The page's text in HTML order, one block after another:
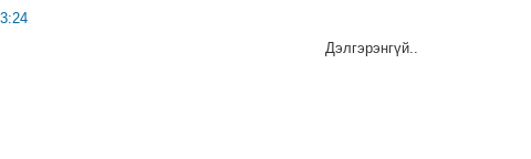
Дэлгэрэнгүй..